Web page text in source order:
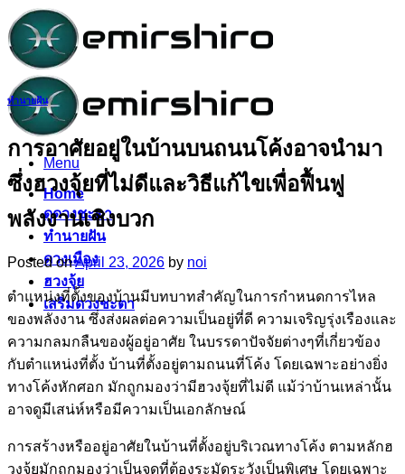
Skip
to
content
Menu
Home
ดูดวงชะตา
ทำนายฝัน
ดวงเมือง
ฮวงจุ้ย
เสริมดวงชะตา
ทำนายฝัน
การอาศัยอยู่ในบ้านบนถนนโค้งอาจนำมา
ซึ่งฮวงจุ้ยที่ไม่ดีและวิธีแก้ไขเพื่อฟื้นฟู
พลังงานเชิงบวก
Posted onApril 23, 2026 by noi
ตำแหน่งที่ตั้งของบ้านมีบทบาทสำคัญในการกำหนดการไหล
ของพลังงาน ซึ่งส่งผลต่อความเป็นอยู่ที่ดี ความเจริญรุ่งเรืองและ
ความกลมกลืนของผู้อยู่อาศัย ในบรรดาปัจจัยต่างๆที่เกี่ยวข้อง
กับตำแหน่งที่ตั้ง บ้านที่ตั้งอยู่ตามถนนที่โค้ง โดยเฉพาะอย่างยิ่ง
ทางโค้งหักศอก มักถูกมองว่ามีฮวงจุ้ยที่ไม่ดี แม้ว่าบ้านเหล่านั้น
อาจดูมีเสน่ห์หรือมีความเป็นเอกลักษณ์
การสร้างหรืออยู่อาศัยในบ้านที่ตั้งอยู่บริเวณทางโค้ง ตามหลักฮ
วงจุ้ยมักถูกมองว่าเป็นจุดที่ต้องระมัดระวังเป็นพิเศษ โดยเฉพาะ